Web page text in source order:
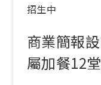
招生中
商業簡報
屬加餐12堂